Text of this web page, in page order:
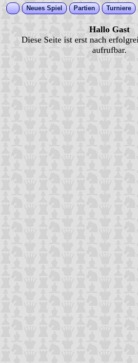
Neues Spiel Partien Turniere
Hallo Gast
Diese Seite ist erst nach
aufrufbar.